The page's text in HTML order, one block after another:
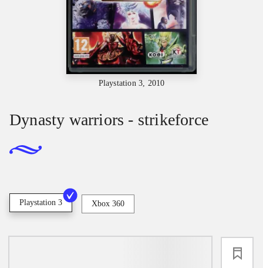
Playstation 3, 2010
Dynasty warriors - strikeforce
Playstation 3 Xbox 360